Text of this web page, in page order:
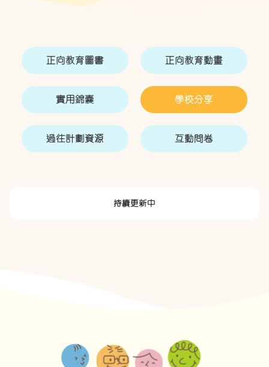
正向教育圖書 正向教育動畫
實用錦囊 學校分享
過往計劃資源 互動問卷
持續更新中